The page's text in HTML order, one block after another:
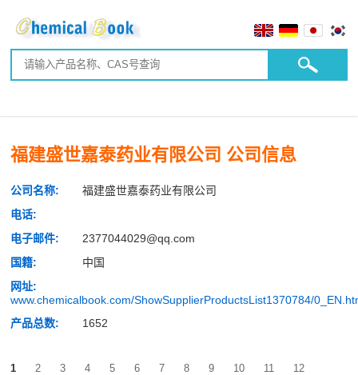
福建盛世嘉泰药业有限公司 公司信息
公司名称:
福建盛世嘉泰药业有限公司
电话:
电子邮件:
2377044029@qq.com
国籍:
中国
网址:
www.chemicalbook.com/ShowSupplierProductsList1370784/
产品总数:
1652
1 2 3 4 5 6 7 8 9 10 11
12